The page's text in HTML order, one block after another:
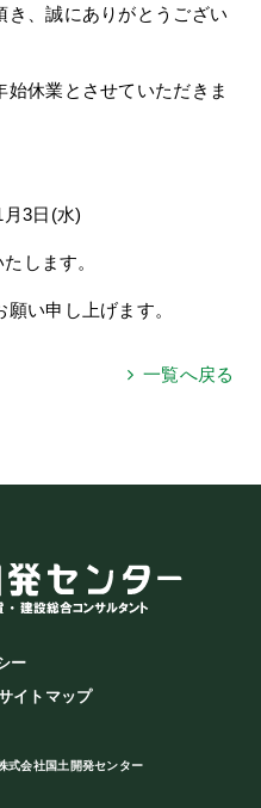
、誠にありがとうござい
休業とさせていただきま
3日(水)
します。
い申し上げます。
一覧へ戻る
ー
イトマップ
会社国土開発センター